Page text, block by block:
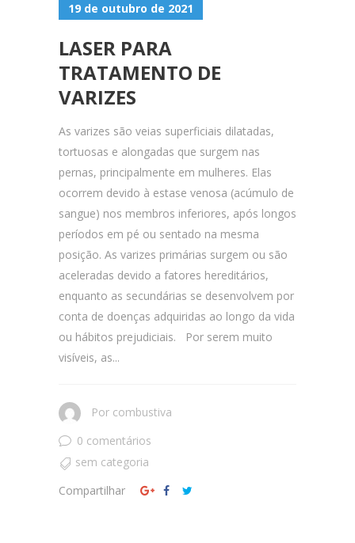
19 de outubro de 2021
LASER PARA
TRATAMENTO DE
VARIZES
As varizes são veias superficiais dilatadas,
tortuosas e alongadas que surgem nas
pernas, principalmente em mulheres. Elas
ocorrem devido à estase venosa (acúmulo de
sangue) nos membros inferiores, após longos
períodos em pé ou sentado na mesma
posição. As varizes primárias surgem ou são
aceleradas devido a fatores hereditários,
enquanto as secundárias se desenvolvem por
conta de doenças adquiridas ao longo da vida
ou hábitos prejudiciais. Por serem muito
visíveis, as...
Por combustiva
0 comentários
sem categoria
Compartilhar